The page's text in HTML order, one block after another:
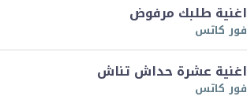
اغنية طلبك مرفوض
فور كاتس
اغنية عشرة حداش تناش
فور كاتس